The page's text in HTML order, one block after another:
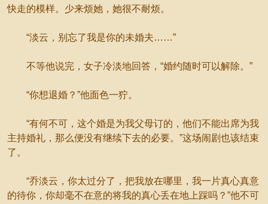
快走的模样。少来烦她，她很不耐烦。
“淡云，别忘了我是你的未婚夫……”
不等他说完，女子冷淡地回答，“婚约随时可以解除。”
“你想退婚？”他面色一狞。
“有何不可，这个婚是为我父母订的，他们不能出席为我
主持婚礼，那么便没有继续下去的必要。”这场闹剧也该结束
了。
“乔淡云，你太过分了，把我放在哪里，我一片真心真意
的待你，你却毫不在意的将我的真心丢在地上踩吗？”他不可